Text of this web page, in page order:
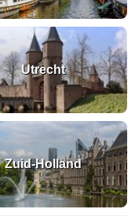
Utrecht
Zuid-Holland